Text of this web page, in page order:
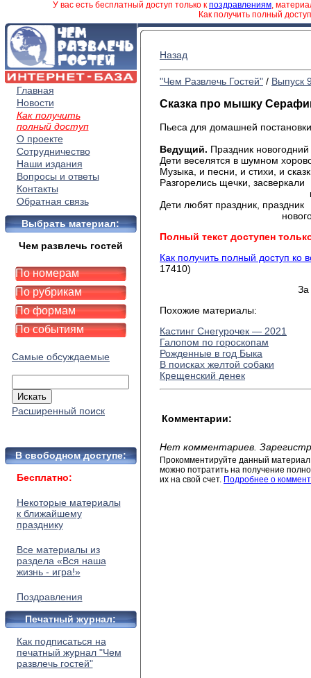
У вас есть бесплатный доступ только к поздравлениям,
Как получить полный
Главная
Новости
Как получить
полный доступ
О проекте
Сотрудничество
Наши издания
Вопросы и ответы
Контакты
Обратная связь
Выбрать материал:
Чем развлечь гостей
По номерам
По рубрикам
По формам
По событиям
Самые обсуждаемые
Расширенный поиск
В свободном доступе:
Бесплатно:
Некоторые материалы
к ближайшему
празднику
Все материалы из
раздела «Вся наша
жизнь - игра!»
Поздравления
Печатный журнал:
Как подписаться на
печатный журнал "Чем
развлечь гостей"
Назад
"Чем Развлечь Гостей" / Выпуск
Сказка про мышку
Пьеса для домашней
Ведущий. Праздник
Дети веселятся в шумном
Музыка, и песни, и стихи, и
Разгорелись щечки, засверкали
Дети любят праздник, праздник
Полный текст доступен
Как получить полный доступ ко
17410)
За
Похожие материалы:
Кастинг Снегурочек — 2021
Галопом по гороскопам
Рожденные в год Быка
В поисках желтой собаки
Крещенский денек
Комментарии:
Нет комментариев.
Прокомментируйте данный
можно потратить на получение
их на свой счет. Подробнее о